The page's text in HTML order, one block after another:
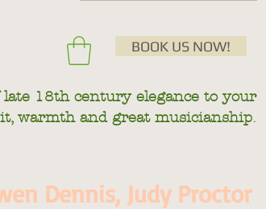
BOOK US NOW!
18th century elegance to your
warmth and great musicianship.
Dennis, Judy Proctor